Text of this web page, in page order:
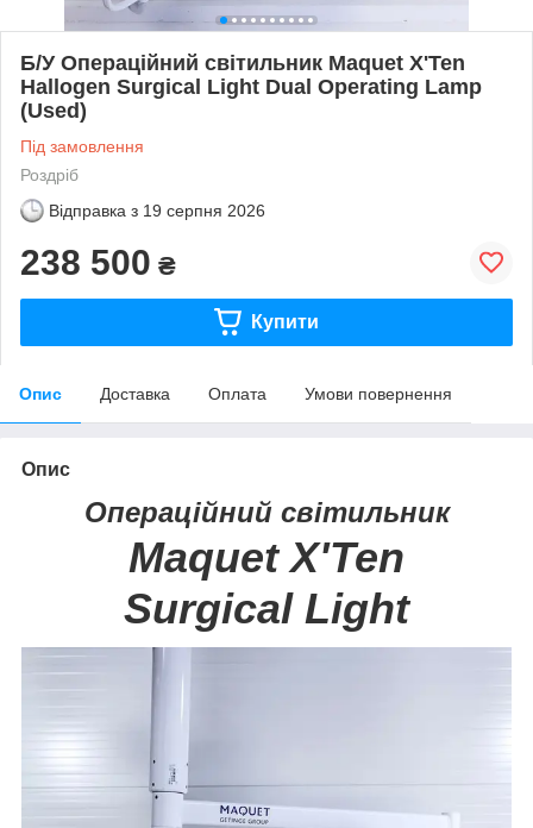
Б/У Операційний світильник Maquet X'Ten
Hallogen Surgical Light Dual Operating Lamp
(Used)
Під замовлення
Роздріб
Відправка з 19 серпня 2026
238 500 ₴
Купити
Опис Доставка Оплата Умови повернення
Опис
Операційний світильник
Maquet X'Ten
Surgical Light